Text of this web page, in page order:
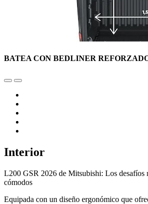
BATEA CON BEDLINER
Interior
L200 GSR 2026 de Mitsubishi: Los desafíos
cómodos
Equipada con un diseño ergonómico que